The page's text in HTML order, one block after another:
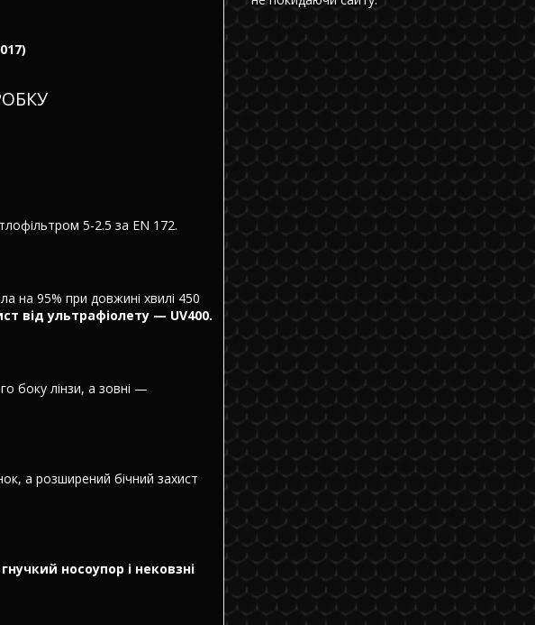
5-2.5 за EN 172.
на 95% при довжині хвилі 450
від ультрафіолету — UV400.
боку лінзи, а зовні —
а розширений бічний захист
носоупор і нековзні